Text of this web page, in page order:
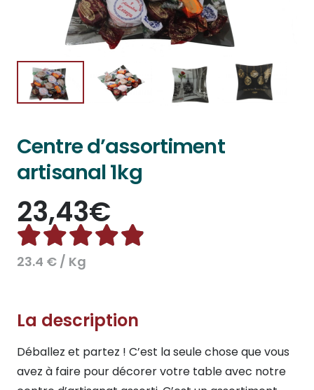
Centre d’assortiment
artisanal 1kg
23,43€
Note
23.4 € / Kg
La description
Déballez et partez ! C’est la seule chose que vous
avez à faire pour décorer votre table avec notre